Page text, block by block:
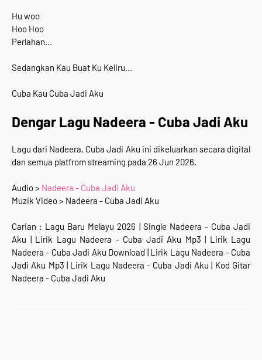
Hu woo
Hoo Hoo
Perlahan...
Sedangkan Kau Buat Ku Keliru...
Cuba Kau Cuba Jadi Aku
Dengar Lagu Nadeera - Cuba Jadi Aku
Lagu dari Nadeera, Cuba Jadi Aku ini dikeluarkan secara digital
dan semua platfrom streaming pada 26 Jun 2026.
Audio > Nadeera - Cuba Jadi Aku
Muzik Video > Nadeera - Cuba Jadi Aku
Carian : Lagu Baru Melayu 2026 | Single Nadeera - Cuba Jadi
Aku | Lirik Lagu Nadeera - Cuba Jadi Aku Mp3 | Lirik Lagu
Nadeera - Cuba Jadi Aku Download | Lirik Lagu Nadeera - Cuba
Jadi Aku Mp3 | Lirik Lagu Nadeera - Cuba Jadi Aku | Kod Gitar
Nadeera - Cuba Jadi Aku